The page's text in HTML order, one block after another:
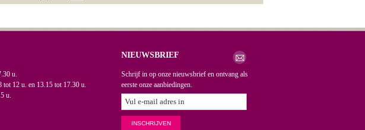
u.
tot 12 u. en 13.15 tot 17.30 u.
u.
NIEUWSBRIEF
Schrijf in op onze nieuwsbrief en ontvang als
eerste onze aanbiedingen.